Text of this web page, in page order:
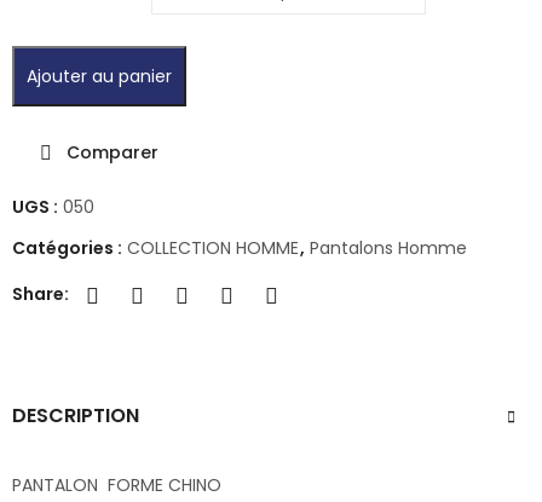
Ajouter au panier
Comparer
UGS : 050
Catégories : COLLECTION HOMME, Pantalons Homme
Share:
DESCRIPTION
PANTALON FORME CHINO